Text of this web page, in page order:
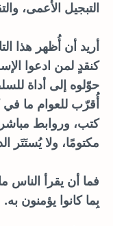
التبجيل الأعمى،
أريد أن أُظهر هذا
كنقدٍ لمن ادعوا
حوّلوه إلى أداة
أُقرّب للعوام ما
كتب، وروابط
مكتومًا، ولا يُستَتَر
فما أن يقرأ
بِما كانوا يؤمنون به.